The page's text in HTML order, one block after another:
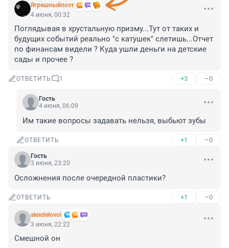
Ягрешныйпоэт
4 июня, 00:32
Поглядывая в хрустальную призму...Тут от таких и
будущих событий реально "с катушек" слетишь...Отчет
по финансам видели ? Куда ушли деньги на детские
сады и прочее ?
ОТВЕТИТЬ 1 +3 –0
Гость
4 июня, 06:09
Им такие вопросы задавать нельзя, выбьют зубы
ОТВЕТИТЬ +1 –0
Гость
3 июня, 23:20
Осложнения после очередной пластики?
ОТВЕТИТЬ +1 –0
alexdelovoi
3 июня, 22:22
Смешной он